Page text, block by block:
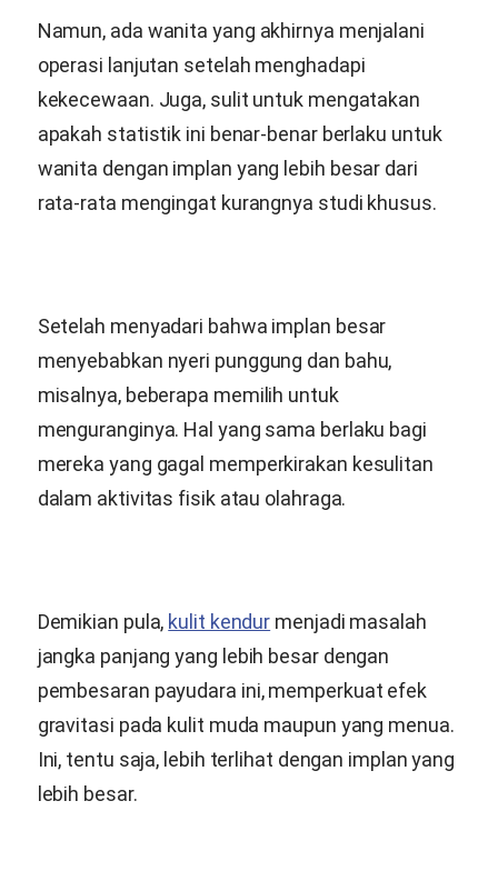
Namun, ada wanita yang akhirnya menjalani
operasi lanjutan setelah menghadapi
kekecewaan. Juga, sulit untuk mengatakan
apakah statistik ini benar-benar berlaku untuk
wanita dengan implan yang lebih besar dari
rata-rata mengingat kurangnya studi khusus.
Setelah menyadari bahwa implan besar
menyebabkan nyeri punggung dan bahu,
misalnya, beberapa memilih untuk
menguranginya. Hal yang sama berlaku bagi
mereka yang gagal memperkirakan kesulitan
dalam aktivitas fisik atau olahraga.
Demikian pula, kulit kendur menjadi masalah
jangka panjang yang lebih besar dengan
pembesaran payudara ini, memperkuat efek
gravitasi pada kulit muda maupun yang menua.
Ini, tentu saja, lebih terlihat dengan implan yang
lebih besar.